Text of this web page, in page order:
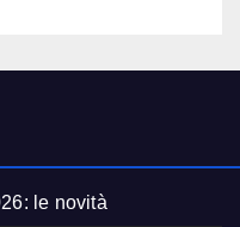
le novità